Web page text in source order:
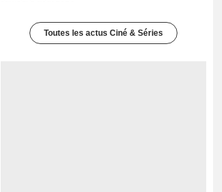
Toutes les actus Ciné & Séries